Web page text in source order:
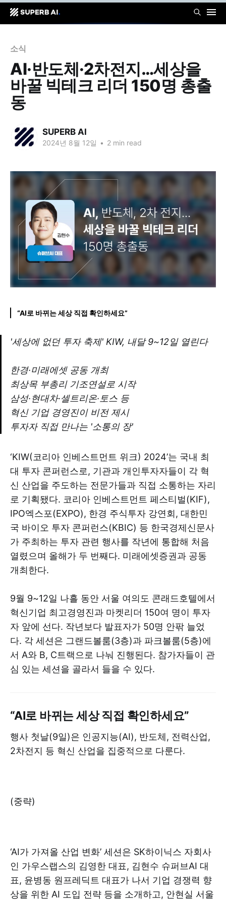
소식
AI·반도체·2차전지…세상을
바꿀 빅테크 리더 150명 총출
동
SUPERB AI
2024년 8월 12일 • 2 min read
“AI로 바뀌는 세상 직접 확인하세요”
'세상에 없던 투자 축제' KIW, 내달 9~12일 열린다
한경·미래에셋 공동 개최
최상목 부총리 기조연설로 시작
삼성·현대차·셀트리온·토스 등
혁신 기업 경영진이 비전 제시
투자자 직접 만나는 '소통의 장'
‘KIW(코리아 인베스트먼트 위크) 2024’는 국내 최
대 투자 콘퍼런스로, 기관과 개인투자자들이 각 혁
신 산업을 주도하는 전문가들과 직접 소통하는 자리
로 기획됐다. 코리아 인베스트먼트 페스티벌(KIF),
IPO엑스포(EXPO), 한경 주식투자 강연회, 대한민
국 바이오 투자 콘퍼런스(KBIC) 등 한국경제신문사
가 주최하는 투자 관련 행사를 작년에 통합해 처음
열렸으며 올해가 두 번째다. 미래에셋증권과 공동
개최한다.
9월 9~12일 나흘 동안 서울 여의도 콘래드호텔에서
혁신기업 최고경영진과 마켓리더 150여 명이 투자
자 앞에 선다. 작년보다 발표자가 50명 안팎 늘었
다. 각 세션은 그랜드볼룸(3층)과 파크볼룸(5층)에
서 A와 B, C트랙으로 나눠 진행된다. 참가자들이 관
심 있는 세션을 골라서 들을 수 있다.
“AI로 바뀌는 세상 직접 확인하세요”
행사 첫날(9일)은 인공지능(AI), 반도체, 전력산업,
2차전지 등 혁신 산업을 집중적으로 다룬다.
(중략)
‘AI가 가져올 산업 변화’ 세션은 SK하이닉스 자회사
인 가우스랩스의 김영한 대표, 김현수 슈퍼브AI 대
표, 윤병동 원프레딕트 대표가 나서 기업 경쟁력 향
상을 위한 AI 도입 전략 등을 소개하고, 안현실 서울